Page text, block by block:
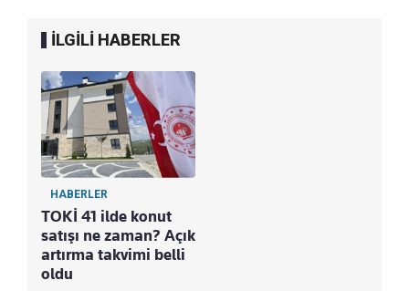
İLGİLİ HABERLER
HABERLER
TOKİ 41 ilde konut
satışı ne zaman? Açık
artırma takvimi belli
oldu